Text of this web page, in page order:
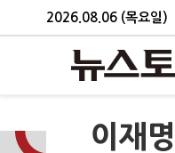
2026.08.06 (목요일)
이재